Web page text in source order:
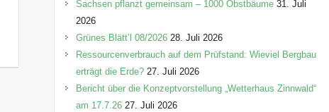
e
n
Sachsen pflanzt gemeinsam – 1000 Obstbäume 31. Juli
2026
Grünes Blätt’l 08/2026 28. Juli 2026
Ressourcenverbrauch auf dem Prüfstand: Wieviel Bergbau
erträgt die Erde? 27. Juli 2026
Bericht über die Konzeptvorstellung „Wetterhaus Zinnwald“
am 17.7.26 27. Juli 2026